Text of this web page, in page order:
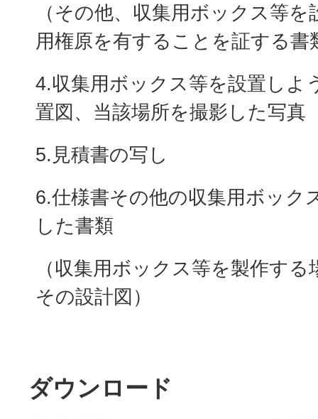
（その他、収集用ボックス等
用権原を有することを証する書
4.収集用ボックス等を設置しよ
置図、当該場所を撮影した写真
5.見積書の写し
6.仕様書その他の収集用ボック
した書類
（収集用ボックス等を製作す
その設計図）
ダウンロード